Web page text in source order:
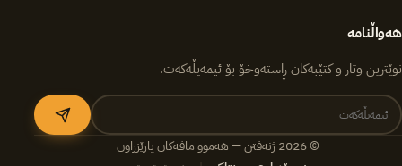
هەواڵنامە
نوێترین وتار و کتێبەکان ڕاستەوخۆ بۆ ئیمەیڵەکەت.
© 2026 ژنەفتن — هەموو مافەکان پارێزراون